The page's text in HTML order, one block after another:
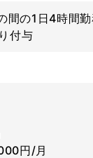
間の1日4時間勤
付与
円/月